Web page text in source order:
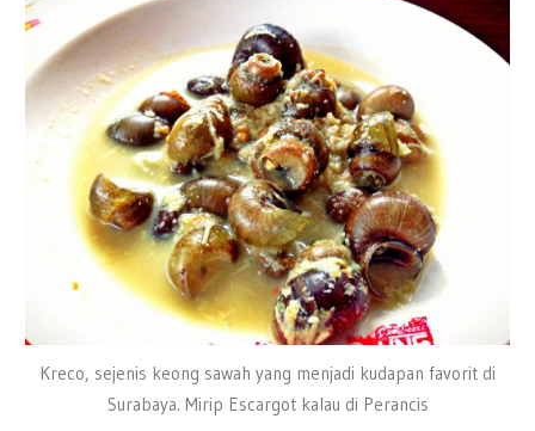
Kreco, sejenis keong sawah yang menjadi kudapan favorit di
Surabaya. Mirip Escargot kalau di Perancis